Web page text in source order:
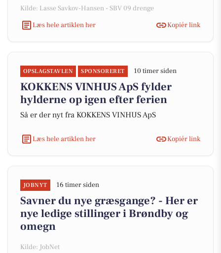
Kilde: Lasse Savkov-Hansen - SBV 09 drenge
Læs hele artiklen her
Kopiér link
OPSLAGSTAVLEN SPONSORERET 10 timer siden
KOKKENS VINHUS ApS fylder
hylderne op igen efter ferien
Så er der nyt fra KOKKENS VINHUS ApS
Læs hele artiklen her Kopiér link
JOBNYT 16 timer siden
Savner du nye græsgange? - Her er
nye ledige stillinger i Brøndby og
omegn
Kilde: JobNet